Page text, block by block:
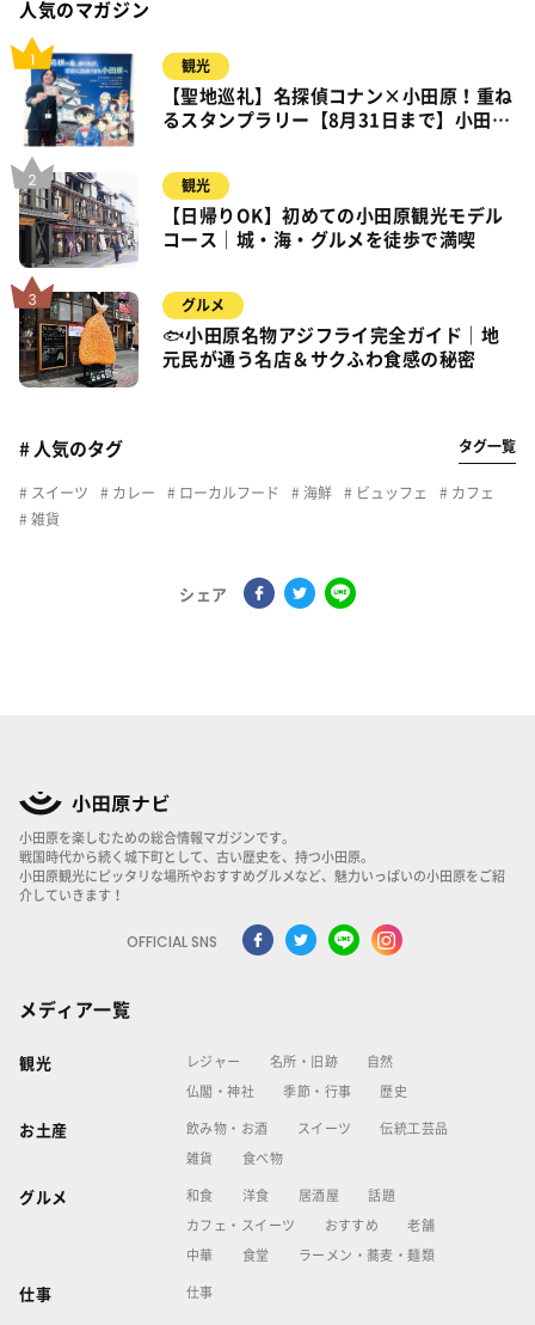
人気のマガジン
観光
【聖地巡礼】名探偵コナン×小田原！重ね
るスタンプラリー【8月31日まで】小田
観光
【日帰りOK】初めての小田原観光モデル
コース｜城・海・グルメを徒歩で満喫
グルメ
🐟小田原名物アジフライ完全ガイド｜地
元民が通う名店＆サクふわ食感の秘密
# 人気のタグ タグ一覧
スイーツ カレー ローカルフード 海鮮 ビュッフェ
カフェ
雑貨
シェア
小田原を楽しむための総合情報マガジンです。
戦国時代から続く城下町として、古い歴史を、持つ小田原。
小田原観光にピッタリな場所やおすすめグルメなど、魅力いっぱいの小田原をご紹
介していきます！
OFFICIAL SNS
メディア一覧
観光 レジャー 名所・旧跡 自然
仏閣・神社 季節・行事 歴史
お土産 飲み物・お酒 スイーツ 伝統工芸品
雑貨 食べ物
グルメ 和食 洋食 居酒屋 話題
カフェ・スイーツ おすすめ 老舗
中華 食堂 ラーメン・蕎麦・麺類
仕事 仕事